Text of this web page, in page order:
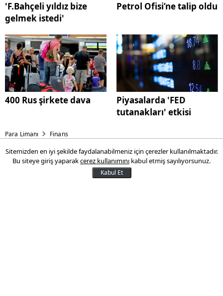
'F.Bahçeli yıldız bize
gelmek istedi'
Petrol Ofisi’ne talip oldu
400 Rus şirkete dava
Piyasalarda 'FED
tutanakları' etkisi
Para Limanı Finans
Kredi kartı kullananlara
Sitemizden en iyi şekilde faydalanabilmeniz için çerezler kullanılmaktadır.
Bu siteye giriş yaparakçerez kullanımını kabul etmiş sayılıyorsunuz.
Kabul Et